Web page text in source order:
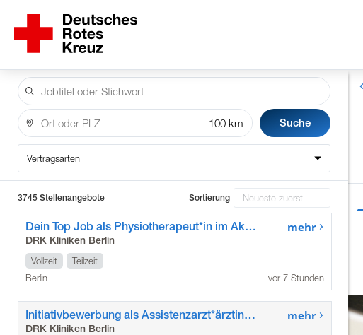
Suche
Vertragsarten
3745 Stellenangebote Sortierung
Dein Top Job als Physiotherapeut*in im Akutkrankenhaus
DRK Kliniken Berlin
Vollzeit
Teilzeit
Berlin
mehr
vor 7 Stunden
Initiativbewerbung als Assistenzarzt*ärztin / Weiterbildungsassistent*in für Allgemeinmedizin / Innere Medizin in der Geriatrie im Krankenhaus im Grünen
DRK Kliniken Berlin
mehr